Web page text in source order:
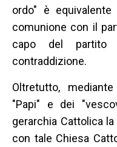
ordo" è
comunione con il
capo del partito
contraddizione.
Oltretutto,
"Papi" e dei
gerarchia Cattolica
con tale Chiesa